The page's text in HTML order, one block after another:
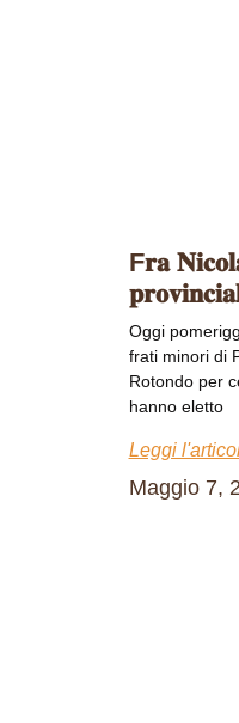
F𝐫𝐚
Oggi
frati minori di
Rotondo per
hanno eletto
Leggi
Maggio 7,